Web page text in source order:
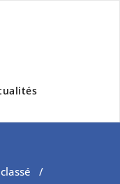
/